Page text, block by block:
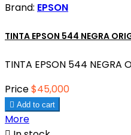
Brand: EPSON
TINTA EPSON 544 NEGRA
TINTA EPSON 544 NEGRA
Price$45,000
 Add to cart
More